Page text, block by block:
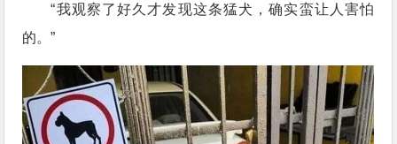
“我观察了好久才发现这条猛犬，确实蛮让人害怕
的。”